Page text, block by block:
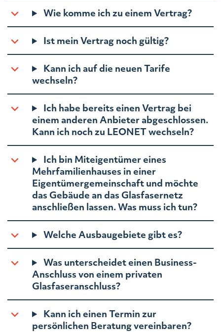
Wie komme ich zu einem Vertrag?
Ist mein Vertrag noch gültig?
Kann ich auf die neuen Tarife
wechseln?
Ich habe bereits einen Vertrag bei
einem anderen Anbieter abgeschlossen.
Kann ich noch zu LEONET wechseln?
Ich bin Miteigentümer eines
Mehrfamilienhauses in einer
Eigentümergemeinschaft und möchte
das Gebäude an das Glasfasernetz
anschließen lassen. Was muss ich tun?
Welche Ausbaugebiete gibt es?
Was unterscheidet einen Business-
Anschluss von einem privaten
Glasfaseranschluss?
Kann ich einen Termin zur
persönlichen Beratung vereinbaren?